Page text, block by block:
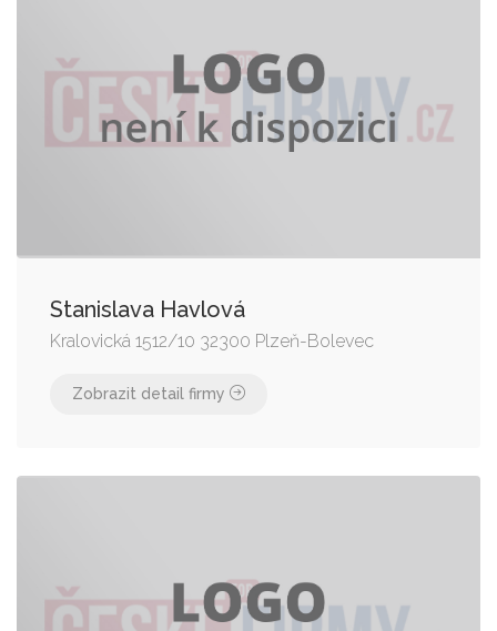
Stanislava Havlová
Kralovická 1512/10 32300 Plzeň-Bolevec
Zobrazit detail firmy